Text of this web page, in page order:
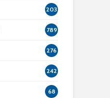
203
789
276
242
68